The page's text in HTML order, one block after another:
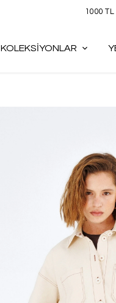
1000
KOLEKSİYONLAR